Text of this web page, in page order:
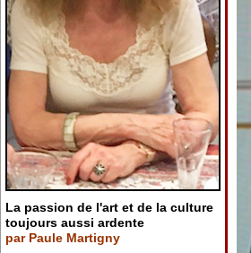
La passion de l'art et de la culture
toujours aussi ardente
par Paule Martigny